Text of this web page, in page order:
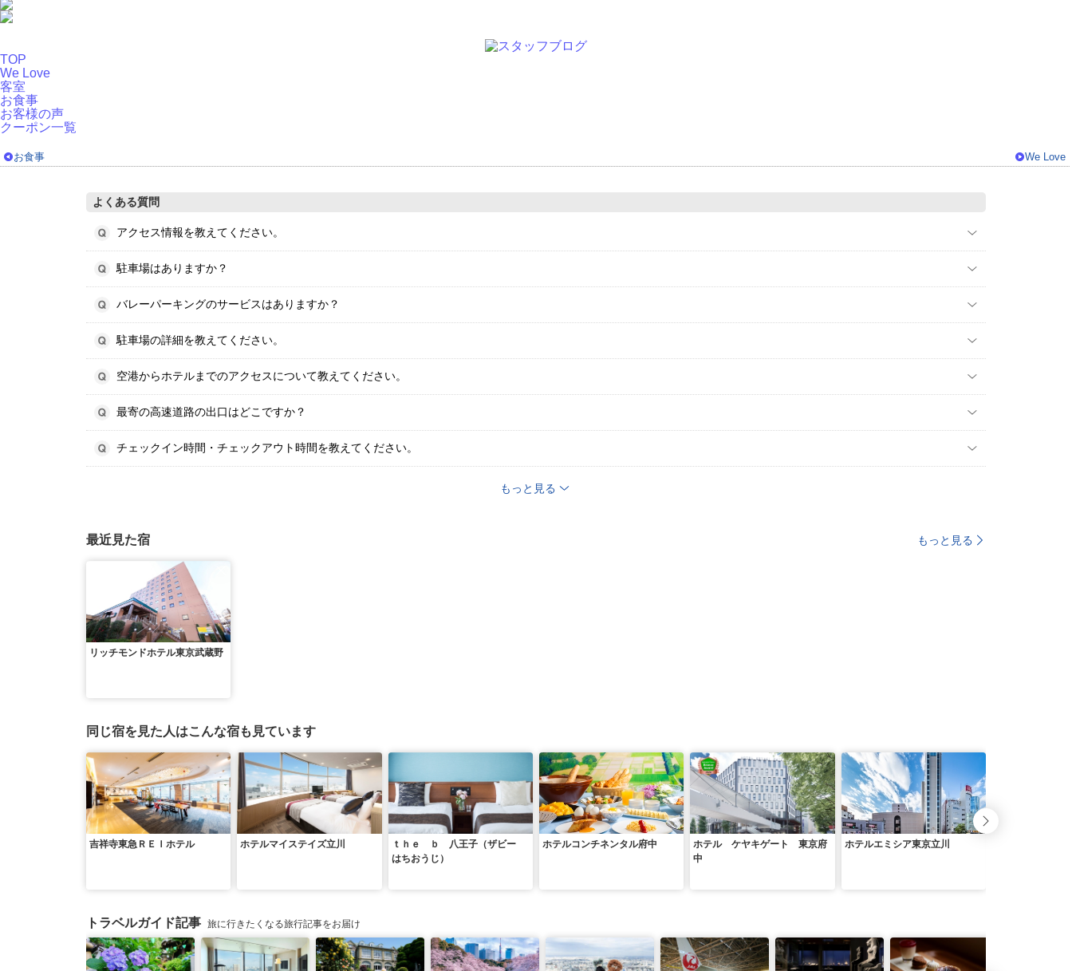
TOP
We Love
客室
お食事
お客様の声
クーポン一覧
お食事 We Love
よくある質問
アクセス情報を教えてください。
駐車場はありますか？
バレーパーキングのサービスはありますか？
駐車場の詳細を教えてください。
空港からホテルまでのアクセスについて教えてください。
最寄の高速道路の出口はどこですか？
チェックイン時間・チェックアウト時間を教えてください。
もっと見る
最近見た宿 もっと見る
リッチモンドホテル東京武蔵野
同じ宿を見た人はこんな宿も見ています
吉祥寺東急ＲＥＩホテル ホテルマイステイズ立川
ｔｈｅ ｂ 八王子（ザビー
はちおうじ）
ホテルコンチネンタル府中
ホテル ケヤキゲート 東京府
中
ホテルエミシア東京立川
トラベルガイド記事 旅に行きたくなる旅行記事をお届け